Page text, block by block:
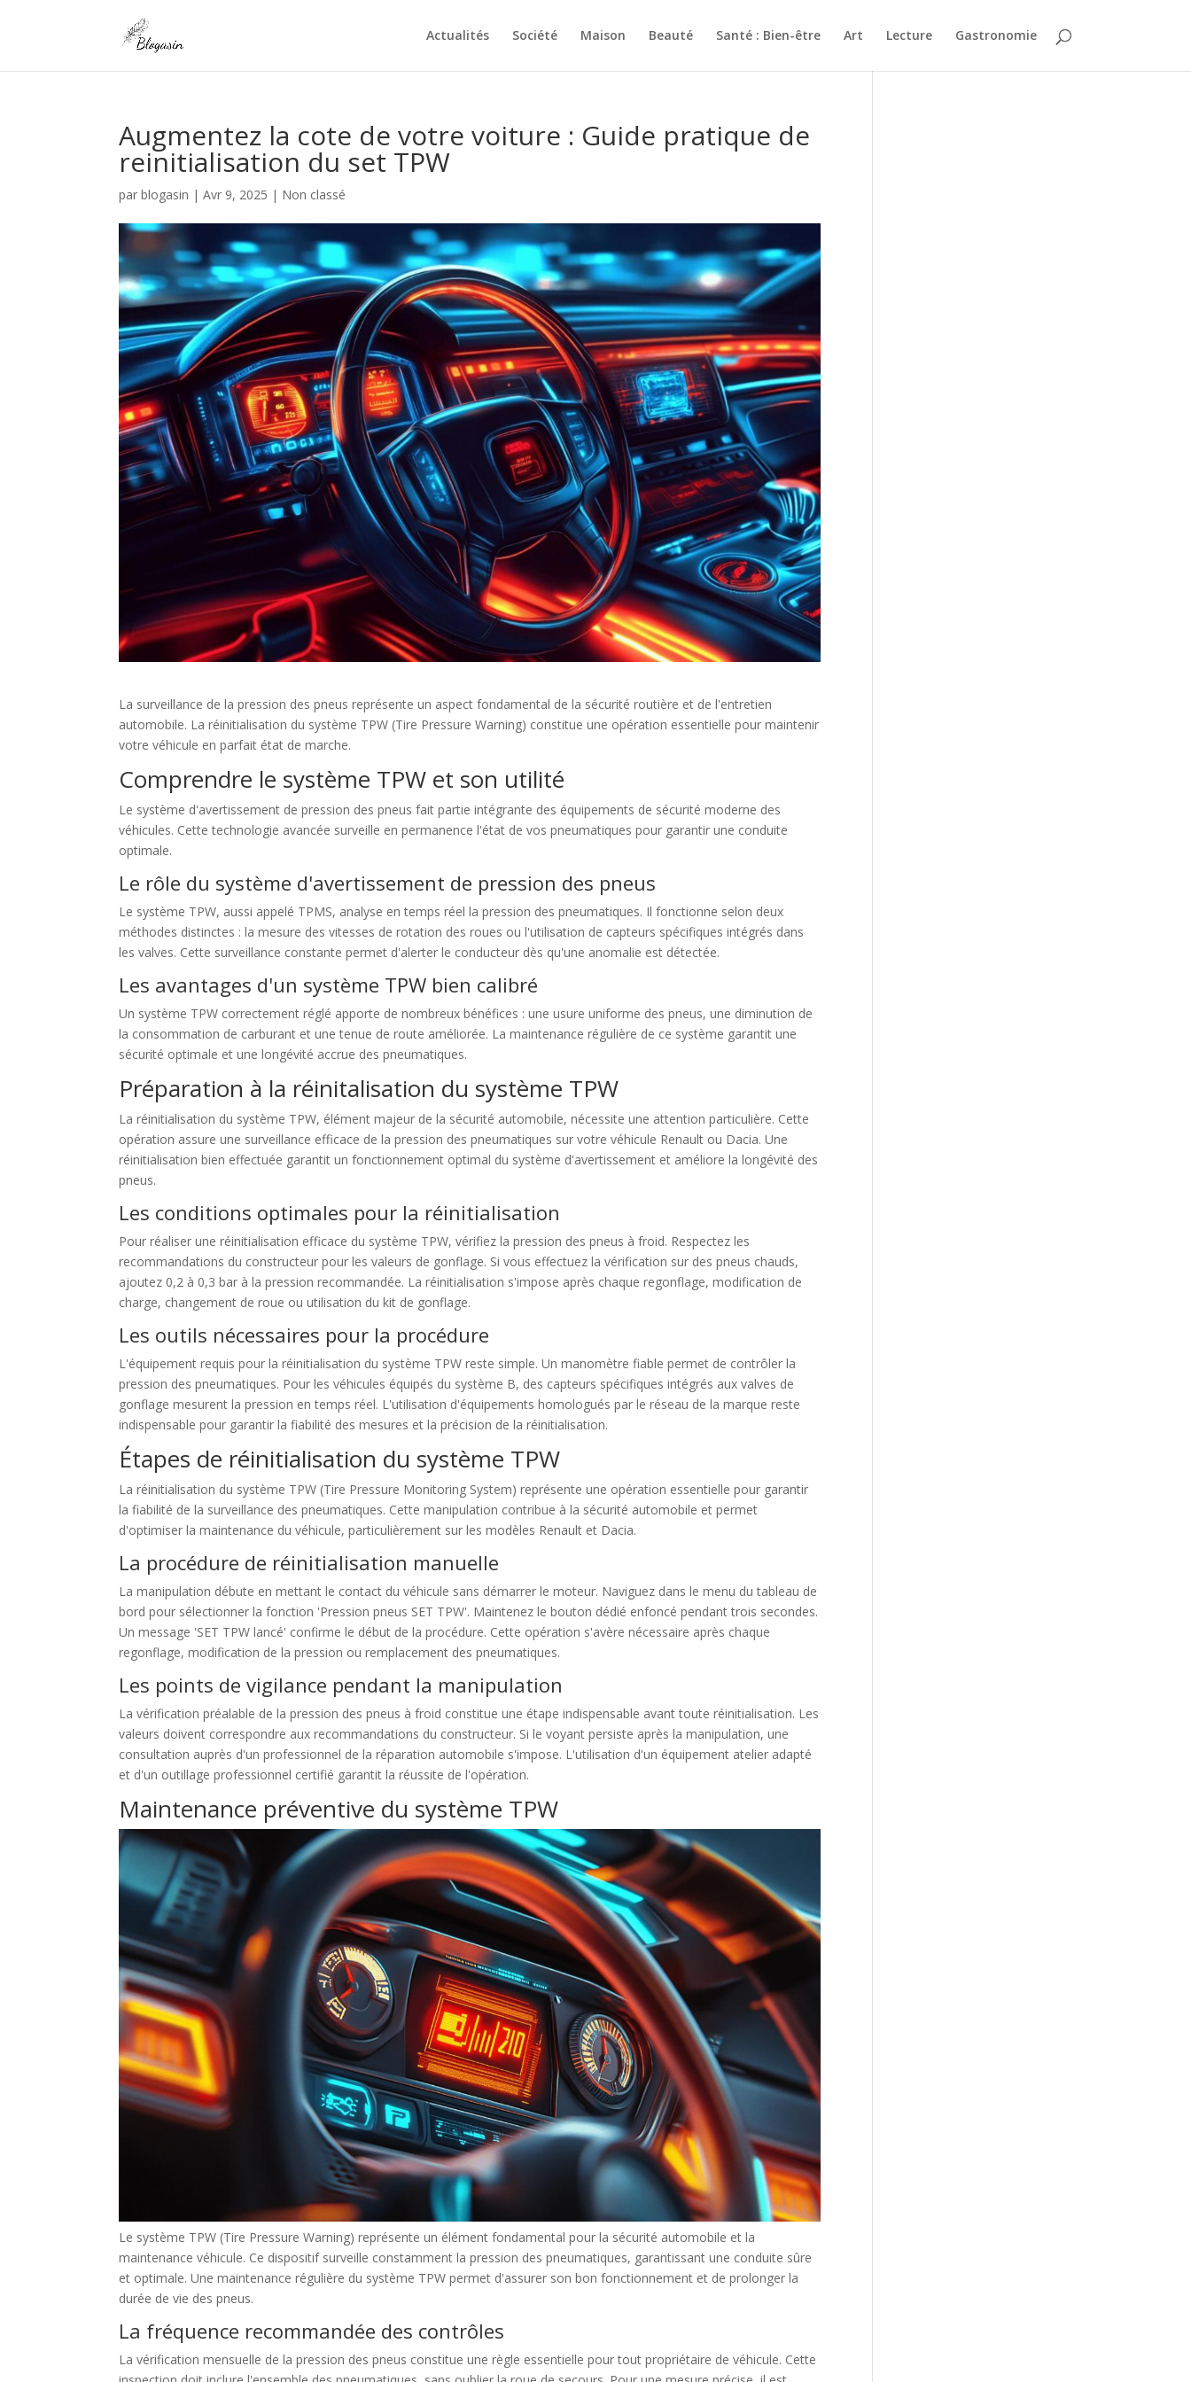
Actualités Société Maison Beauté Santé : Bien-être Art Lecture Gastronomie
Augmentez la cote de votre voiture : Guide pratique de
reinitialisation du set TPW
parblogasin |Avr 9, 2025 | Non classé
La surveillance de la pression des pneus représente un aspect fondamental de la sécurité routière et de l'entretien
automobile. La réinitialisation du système TPW (Tire Pressure Warning) constitue une opération essentielle pour maintenir
votre véhicule en parfait état de marche.
Comprendre le système TPW et son utilité
Le système d'avertissement de pression des pneus fait partie intégrante des équipements de sécurité moderne des
véhicules. Cette technologie avancée surveille en permanence l'état de vos pneumatiques pour garantir une conduite
optimale.
Le rôle du système d'avertissement de pression des pneus
Le système TPW, aussi appelé TPMS, analyse en temps réel la pression des pneumatiques. Il fonctionne selon deux
méthodes distinctes : la mesure des vitesses de rotation des roues ou l'utilisation de capteurs spécifiques intégrés dans
les valves. Cette surveillance constante permet d'alerter le conducteur dès qu'une anomalie est détectée.
Les avantages d'un système TPW bien calibré
Un système TPW correctement réglé apporte de nombreux bénéfices : une usure uniforme des pneus, une diminution de
la consommation de carburant et une tenue de route améliorée. La maintenance régulière de ce système garantit une
sécurité optimale et une longévité accrue des pneumatiques.
Préparation à la réinitalisation du système TPW
La réinitialisation du système TPW, élément majeur de la sécurité automobile, nécessite une attention particulière. Cette
opération assure une surveillance efficace de la pression des pneumatiques sur votre véhicule Renault ou Dacia. Une
réinitialisation bien effectuée garantit un fonctionnement optimal du système d'avertissement et améliore la longévité des
pneus.
Les conditions optimales pour la réinitialisation
Pour réaliser une réinitialisation efficace du système TPW, vérifiez la pression des pneus à froid. Respectez les
recommandations du constructeur pour les valeurs de gonflage. Si vous effectuez la vérification sur des pneus chauds,
ajoutez 0,2 à 0,3 bar à la pression recommandée. La réinitialisation s'impose après chaque regonflage, modification de
charge, changement de roue ou utilisation du kit de gonflage.
Les outils nécessaires pour la procédure
L'équipement requis pour la réinitialisation du système TPW reste simple. Un manomètre fiable permet de contrôler la
pression des pneumatiques. Pour les véhicules équipés du système B, des capteurs spécifiques intégrés aux valves de
gonflage mesurent la pression en temps réel. L'utilisation d'équipements homologués par le réseau de la marque reste
indispensable pour garantir la fiabilité des mesures et la précision de la réinitialisation.
Étapes de réinitialisation du système TPW
La réinitialisation du système TPW (Tire Pressure Monitoring System) représente une opération essentielle pour garantir
la fiabilité de la surveillance des pneumatiques. Cette manipulation contribue à la sécurité automobile et permet
d'optimiser la maintenance du véhicule, particulièrement sur les modèles Renault et Dacia.
La procédure de réinitialisation manuelle
La manipulation débute en mettant le contact du véhicule sans démarrer le moteur. Naviguez dans le menu du tableau de
bord pour sélectionner la fonction 'Pression pneus SET TPW'. Maintenez le bouton dédié enfoncé pendant trois secondes.
Un message 'SET TPW lancé' confirme le début de la procédure. Cette opération s'avère nécessaire après chaque
regonflage, modification de la pression ou remplacement des pneumatiques.
Les points de vigilance pendant la manipulation
La vérification préalable de la pression des pneus à froid constitue une étape indispensable avant toute réinitialisation. Les
valeurs doivent correspondre aux recommandations du constructeur. Si le voyant persiste après la manipulation, une
consultation auprès d'un professionnel de la réparation automobile s'impose. L'utilisation d'un équipement atelier adapté
et d'un outillage professionnel certifié garantit la réussite de l'opération.
Maintenance préventive du système TPW
Le système TPW (Tire Pressure Warning) représente un élément fondamental pour la sécurité automobile et la
maintenance véhicule. Ce dispositif surveille constamment la pression des pneumatiques, garantissant une conduite sûre
et optimale. Une maintenance régulière du système TPW permet d'assurer son bon fonctionnement et de prolonger la
durée de vie des pneus.
La fréquence recommandée des contrôles
La vérification mensuelle de la pression des pneus constitue une règle essentielle pour tout propriétaire de véhicule. Cette